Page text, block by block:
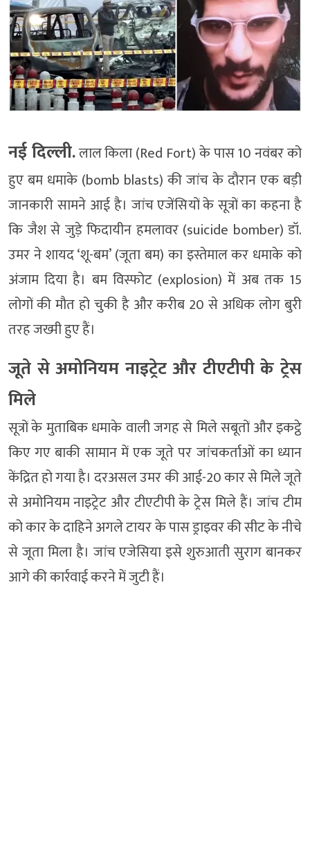
नई दिल्ली.लाल किला (Red Fort) के पास 10 नवंबर को
हुए बम धमाके (bomb blasts) की जांच के दौरान एक बड़ी
जानकारी सामने आई है। जांच एजेंसियों के सूत्रों का कहना है
कि जैश से जुड़े फिदायीन हमलावर (suicide bomber) डॉ.
उमर ने शायद ‘शू-बम’ (जूता बम) का इस्तेमाल कर धमाके को
अंजाम दिया है। बम विस्फोट (explosion) में अब तक 15
लोगों की मौत हो चुकी है और करीब 20 से अधिक लोग बुरी
तरह जख्मी हुए हैं।
जूते से अमोनियम नाइट्रेट और टीएटीपी के ट्रेस
मिले
सूत्रों के मुताबिक धमाके वाली जगह से मिले सबूतों और इकट्ठे
किए गए बाकी सामान में एक जूते पर जांचकर्ताओं का ध्यान
केंद्रित हो गया है। दरअसल उमर की आई-20 कार से मिले जूते
से अमोनियम नाइट्रेट और टीएटीपी के ट्रेस मिले हैं। जांच टीम
को कार के दाहिने अगले टायर के पास ड्राइवर की सीट के नीचे
से जूता मिला है। जांच एजेसिया इसे शुरुआती सुराग बानकर
आगे की कार्रवाई करने में जुटी हैं।